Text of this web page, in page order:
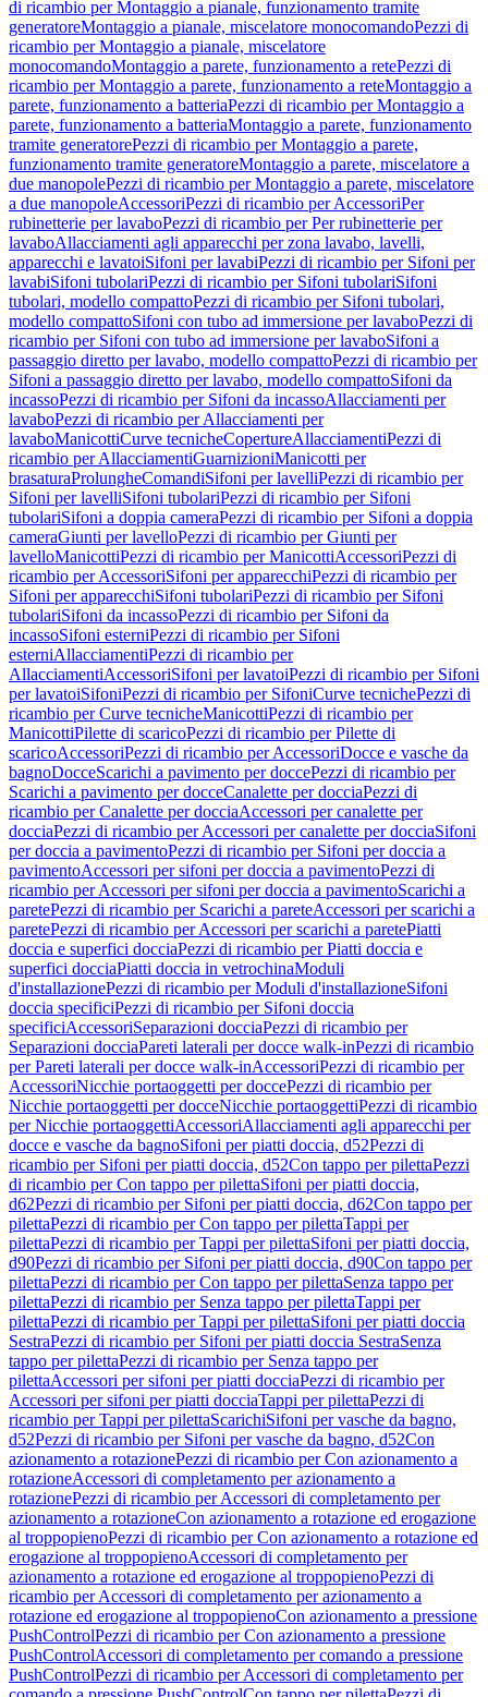
di ricambio per Montaggio a pianale, funzionamento tramite
generatoreMontaggio a pianale, miscelatore monocomandoPezzi di
ricambio per Montaggio a pianale, miscelatore
monocomandoMontaggio a parete, funzionamento a retePezzi di
ricambio per Montaggio a parete, funzionamento a reteMontaggio a
parete, funzionamento a batteriaPezzi di ricambio per Montaggio a
parete, funzionamento a batteriaMontaggio a parete, funzionamento
tramite generatorePezzi di ricambio per Montaggio a parete,
funzionamento tramite generatoreMontaggio a parete, miscelatore a
due manopolePezzi di ricambio per Montaggio a parete, miscelatore
a due manopoleAccessoriPezzi di ricambio per AccessoriPer
rubinetterie per lavaboPezzi di ricambio per Per rubinetterie per
lavaboAllacciamenti agli apparecchi per zona lavabo, lavelli,
apparecchi e lavatoiSifoni per lavabiPezzi di ricambio per Sifoni per
lavabiSifoni tubolariPezzi di ricambio per Sifoni tubolariSifoni
tubolari, modello compattoPezzi di ricambio per Sifoni tubolari,
modello compattoSifoni con tubo ad immersione per lavaboPezzi di
ricambio per Sifoni con tubo ad immersione per lavaboSifoni a
passaggio diretto per lavabo, modello compattoPezzi di ricambio per
Sifoni a passaggio diretto per lavabo, modello compattoSifoni da
incassoPezzi di ricambio per Sifoni da incassoAllacciamenti per
lavaboPezzi di ricambio per Allacciamenti per
lavaboManicottiCurve tecnicheCopertureAllacciamentiPezzi di
ricambio per AllacciamentiGuarnizioniManicotti per
brasaturaProlungheComandiSifoni per lavelliPezzi di ricambio per
Sifoni per lavelliSifoni tubolariPezzi di ricambio per Sifoni
tubolariSifoni a doppia cameraPezzi di ricambio per Sifoni a doppia
cameraGiunti per lavelloPezzi di ricambio per Giunti per
lavelloManicottiPezzi di ricambio per ManicottiAccessoriPezzi di
ricambio per AccessoriSifoni per apparecchiPezzi di ricambio per
Sifoni per apparecchiSifoni tubolariPezzi di ricambio per Sifoni
tubolariSifoni da incassoPezzi di ricambio per Sifoni da
incassoSifoni esterniPezzi di ricambio per Sifoni
esterniAllacciamentiPezzi di ricambio per
AllacciamentiAccessoriSifoni per lavatoiPezzi di ricambio per Sifoni
per lavatoiSifoniPezzi di ricambio per SifoniCurve tecnichePezzi di
ricambio per Curve tecnicheManicottiPezzi di ricambio per
ManicottiPilette di scaricoPezzi di ricambio per Pilette di
scaricoAccessoriPezzi di ricambio per AccessoriDocce e vasche da
bagnoDocceScarichi a pavimento per doccePezzi di ricambio per
Scarichi a pavimento per docceCanalette per docciaPezzi di
ricambio per Canalette per docciaAccessori per canalette per
docciaPezzi di ricambio per Accessori per canalette per docciaSifoni
per doccia a pavimentoPezzi di ricambio per Sifoni per doccia a
pavimentoAccessori per sifoni per doccia a pavimentoPezzi di
ricambio per Accessori per sifoni per doccia a pavimentoScarichi a
paretePezzi di ricambio per Scarichi a pareteAccessori per scarichi a
paretePezzi di ricambio per Accessori per scarichi a paretePiatti
doccia e superfici docciaPezzi di ricambio per Piatti doccia e
superfici docciaPiatti doccia in vetrochinaModuli
d'installazionePezzi di ricambio per Moduli d'installazioneSifoni
doccia specificiPezzi di ricambio per Sifoni doccia
specificiAccessoriSeparazioni docciaPezzi di ricambio per
Separazioni docciaPareti laterali per docce walk-inPezzi di ricambio
per Pareti laterali per docce walk-inAccessoriPezzi di ricambio per
AccessoriNicchie portaoggetti per doccePezzi di ricambio per
Nicchie portaoggetti per docceNicchie portaoggettiPezzi di ricambio
per Nicchie portaoggettiAccessoriAllacciamenti agli apparecchi per
docce e vasche da bagnoSifoni per piatti doccia, d52Pezzi di
ricambio per Sifoni per piatti doccia, d52Con tappo per pilettaPezzi
di ricambio per Con tappo per pilettaSifoni per piatti doccia,
d62Pezzi di ricambio per Sifoni per piatti doccia, d62Con tappo per
pilettaPezzi di ricambio per Con tappo per pilettaTappi per
pilettaPezzi di ricambio per Tappi per pilettaSifoni per piatti doccia,
d90Pezzi di ricambio per Sifoni per piatti doccia, d90Con tappo per
pilettaPezzi di ricambio per Con tappo per pilettaSenza tappo per
pilettaPezzi di ricambio per Senza tappo per pilettaTappi per
pilettaPezzi di ricambio per Tappi per pilettaSifoni per piatti doccia
SestraPezzi di ricambio per Sifoni per piatti doccia SestraSenza
tappo per pilettaPezzi di ricambio per Senza tappo per
pilettaAccessori per sifoni per piatti docciaPezzi di ricambio per
Accessori per sifoni per piatti docciaTappi per pilettaPezzi di
ricambio per Tappi per pilettaScarichiSifoni per vasche da bagno,
d52Pezzi di ricambio per Sifoni per vasche da bagno, d52Con
azionamento a rotazionePezzi di ricambio per Con azionamento a
rotazioneAccessori di completamento per azionamento a
rotazionePezzi di ricambio per Accessori di completamento per
azionamento a rotazioneCon azionamento a rotazione ed erogazione
al troppopienoPezzi di ricambio per Con azionamento a rotazione ed
erogazione al troppopienoAccessori di completamento per
azionamento a rotazione ed erogazione al troppopienoPezzi di
ricambio per Accessori di completamento per azionamento a
rotazione ed erogazione al troppopienoCon azionamento a pressione
PushControlPezzi di ricambio per Con azionamento a pressione
PushControlAccessori di completamento per comando a pressione
PushControlPezzi di ricambio per Accessori di completamento per